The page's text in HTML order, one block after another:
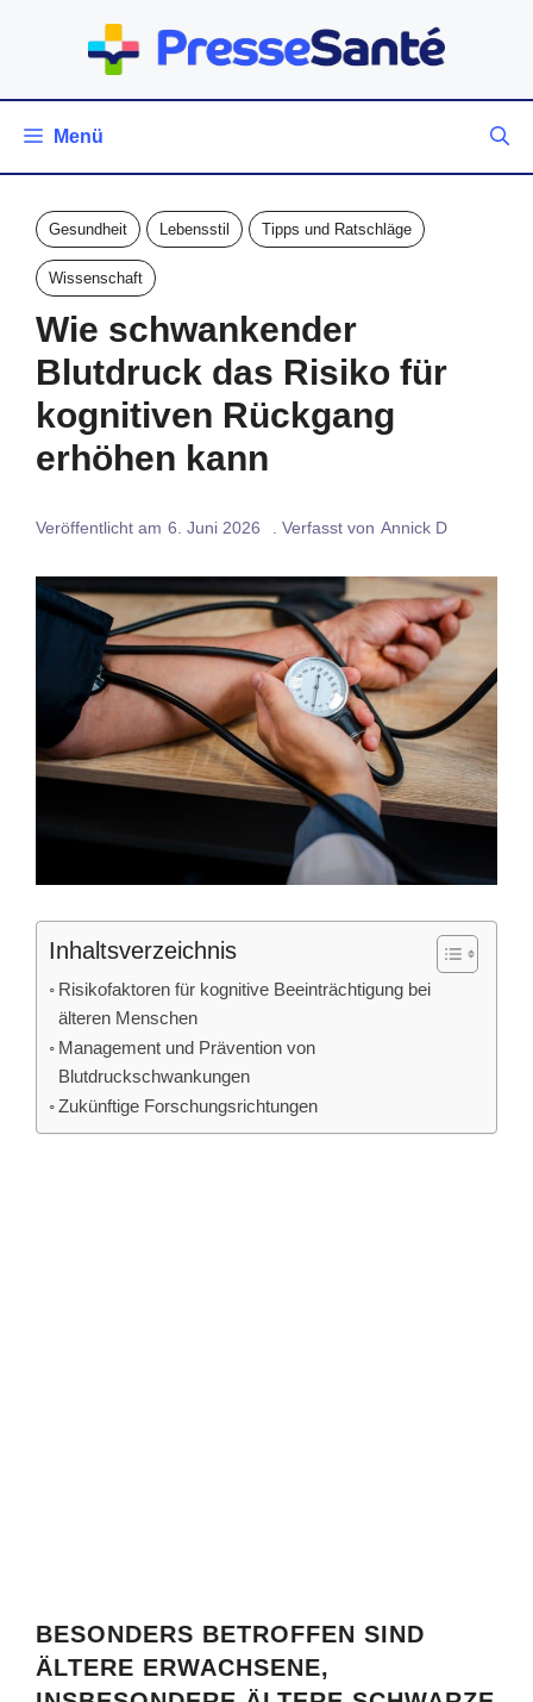
Menü
Gesundheit Lebensstil Tipps und Ratschläge
Wissenschaft
Wie schwankender
Blutdruck das Risiko für
kognitiven Rückgang
erhöhen kann
Veröffentlicht am 6. Juni 2026 . Verfasst von Annick D
Inhaltsverzeichnis
Risikofaktoren für kognitive Beeinträchtigung bei
älteren Menschen
Management und Prävention von
Blutdruckschwankungen
Zukünftige Forschungsrichtungen
BESONDERS BETROFFEN SIND
ÄLTERE ERWACHSENE,